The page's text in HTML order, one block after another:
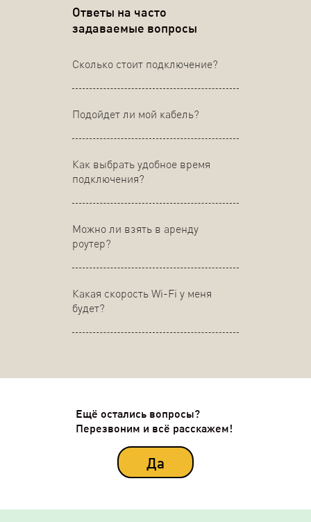
Ответы на часто
задаваемые вопросы
Сколько стоит подключение?
Подойдет ли мой кабель?
Как выбрать удобное время
подключения?
Можно ли взять в аренду
роутер?
Какая скорость Wi-Fi у меня
будет?
Ещё остались вопросы?
Перезвоним и всё расскажем!
Да